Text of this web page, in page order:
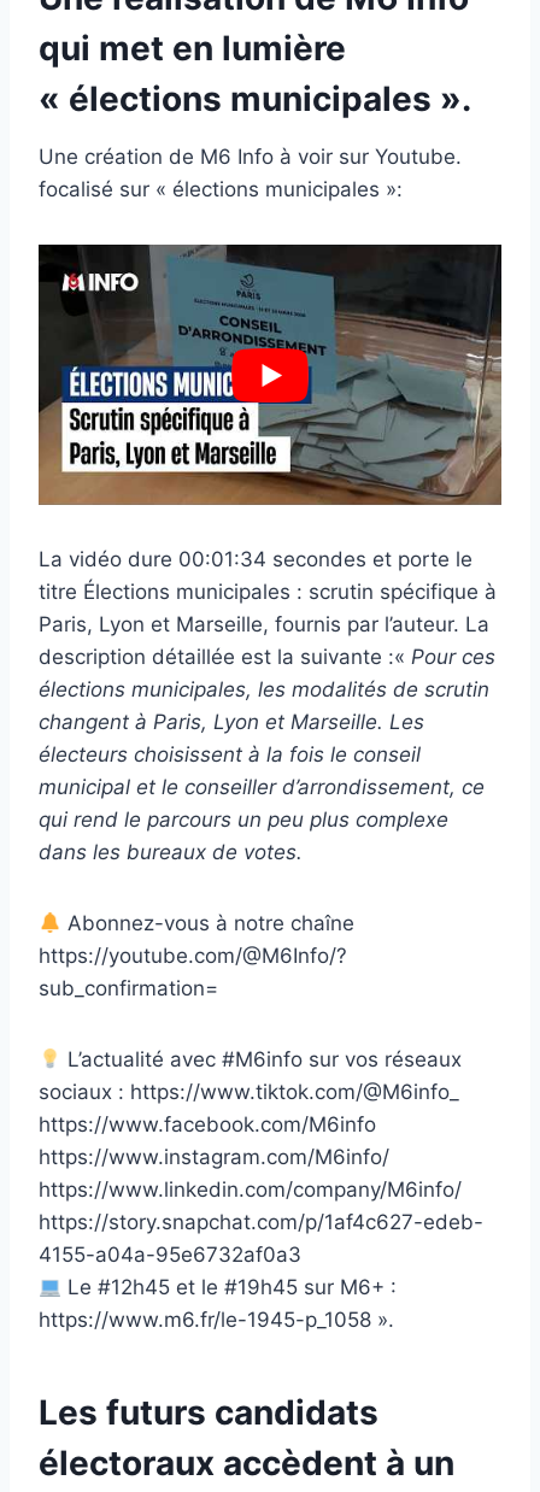
qui met en lumière
« élections municipales ».
Une création de M6 Info à voir sur Youtube.
focalisé sur « élections municipales »:
La vidéo dure 00:01:34 secondes et porte le
titre Élections municipales : scrutin spécifique à
Paris, Lyon et Marseille, fournis par l’auteur. La
description détaillée est la suivante :« Pour ces
élections municipales, les modalités de scrutin
changent à Paris, Lyon et Marseille. Les
électeurs choisissent à la fois le conseil
municipal et le conseiller d’arrondissement, ce
qui rend le parcours un peu plus complexe
dans les bureaux de votes.
Abonnez-vous à notre chaîne
https://youtube.com/@M6Info/?
sub_confirmation=
L’actualité avec #M6info sur vos réseaux
sociaux : https://www.tiktok.com/@M6info_
https://www.facebook.com/M6info
https://www.instagram.com/M6info/
https://www.linkedin.com/company/M6info/
https://story.snapchat.com/p/1af4c627-edeb-
4155-a04a-95e6732af0a3
Le #12h45 et le #19h45 sur M6+ :
https://www.m6.fr/le-1945-p_1058 ».
Les futurs candidats
électoraux accèdent à un